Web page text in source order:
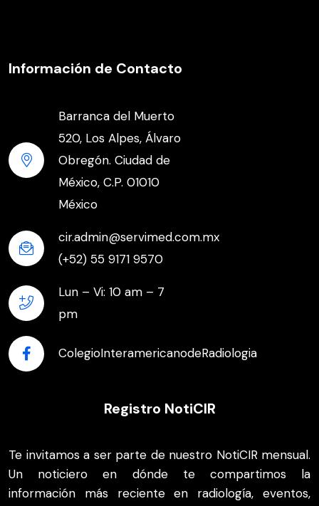
Información de Contacto
Barranca del Muerto
520, Los Alpes, Álvaro
Obregón. Ciudad de
México, C.P. 01010
México
cir.admin@servimed.com.mx
(+52) 55 9171 9570
Lun – Vi: 10 am – 7
pm
ColegioInteramericanodeRadiologia
Registro NotiCIR
Te invitamos a ser parte de nuestro NotiCIR mensual.
Un noticiero en dónde te compartimos la
información más reciente en radiología, eventos,